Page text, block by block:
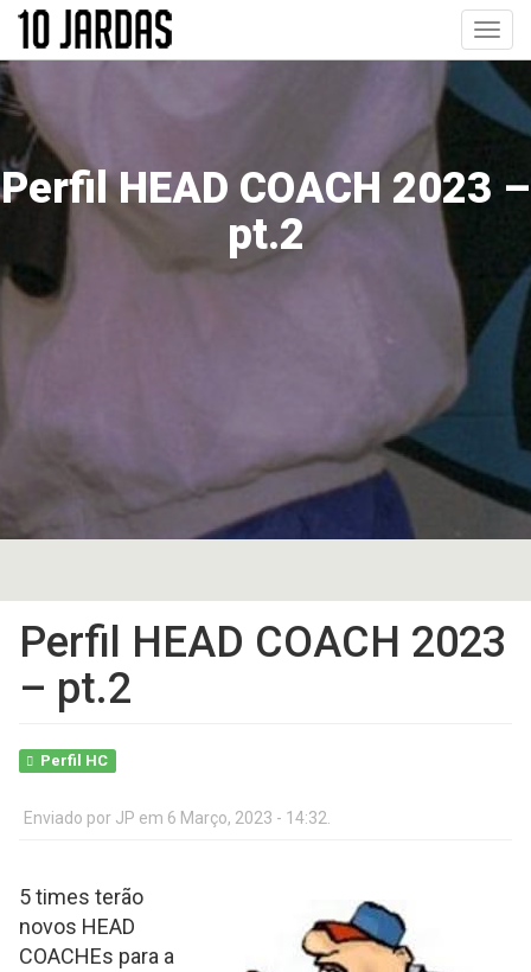
Pular
o
conteúdo
principal
Perfil HEAD COACH 2023 –
pt.2
Perfil HEAD COACH 2023
– pt.2
Perfil HC
Enviado por JP em 6 Março, 2023 - 14:32.
5 times terão
novos HEAD
COACHEs para a